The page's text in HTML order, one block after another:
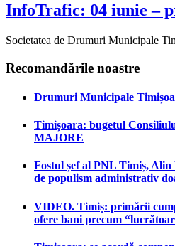
InfoTrafic: 04 iunie –
Societatea de Drumuri Municipale
Recomandările noastre
Drumuri Municipale
Timișoara: bugetul
MAJORE
Fostul șef al PNL Timiș, Alin
de populism administrativ
VIDEO. Timiș: primării
ofere bani precum